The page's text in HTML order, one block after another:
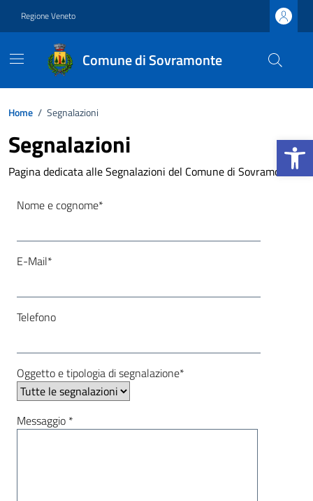
Apri la
Regione Veneto
Comune di Sovramonte
Home / Segnalazioni
Segnalazioni
Pagina dedicata alle Segnalazioni del Comune di Sovramonte
Nome e cognome*
E-Mail*
Telefono
Oggetto e tipologia di segnalazione*
Messaggio *